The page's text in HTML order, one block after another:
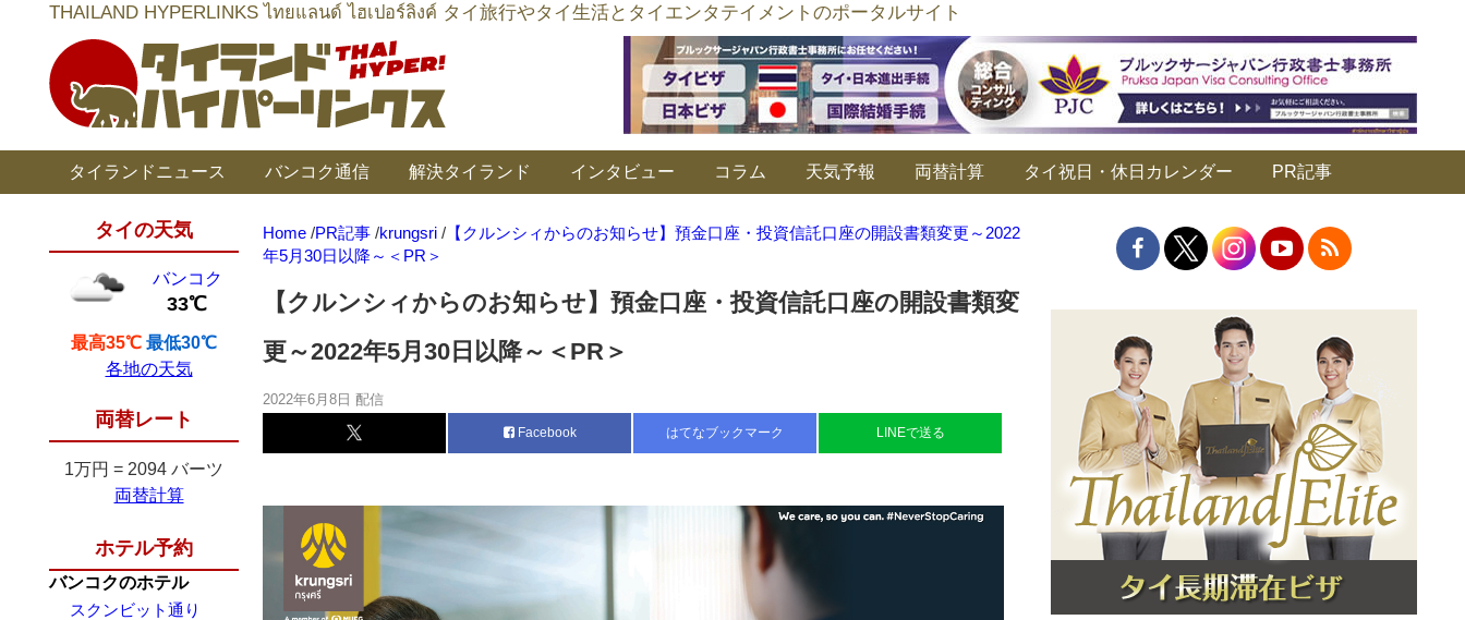
THAILAND HYPERLINKS ไทยแลนด์ ไฮเปอร์ลิงค์ タイ旅行やタイ生活とタイエンタテイメントのポータルサイト
タイランドニュース バンコク通信 解決タイランド インタビュー コラム 天気予報 両替計算 タイ祝日・休日カレンダー PR記事
タイの天気
バンコク
33℃
最高35℃ 最低30℃
各地の天気
両替レート
1万円 = 2094 バーツ
両替計算
ホテル予約
バンコクのホテル
スクンビット通り
Home /PR記事 /krungsri / 【クルンシィからのお知らせ】預金口座・投資信託口座の開設書類変更～2022
年5月30日以降～＜PR＞
【クルンシィからのお知らせ】預金口座・投資信託口座の開設書類変
更～2022年5月30日以降～＜PR＞
2022年6月8日 配信
Facebook はてなブックマーク LINEで送る